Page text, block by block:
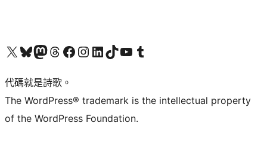
Visit our X (formerly Twitter) account
Visit our Bluesky account
Visit our Mastodon account
Visit our Threads account
訪問我們的 Facebook 專頁Visit our Instagram account
Visit our LinkedIn account
Visit our TikTok account
Visit our YouTube channel
Visit our Tumblr account
代碼就是詩歌。
The WordPress® trademark is the intellectual property
of the WordPress Foundation.